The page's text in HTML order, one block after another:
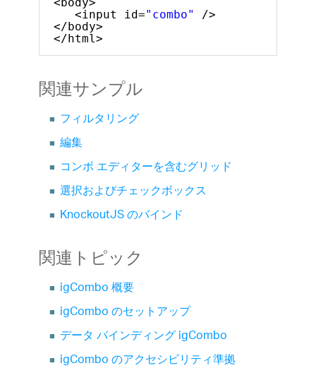
<input id="combo"
/>
</body>
</html>
関連サンプル
フィルタリング
編集
コンボ エディターを含むグリッド
選択およびチェックボックス
KnockoutJS のバインド
関連トピック
igCombo 概要
igCombo のセットアップ
データ バインディング igCombo
igCombo のアクセシビリティ準拠